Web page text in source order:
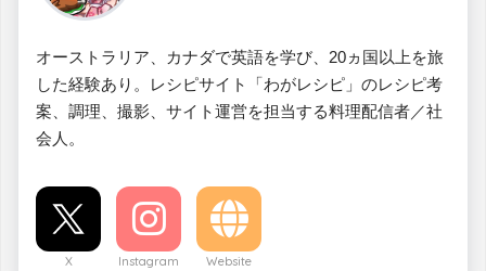
オーストラリア、カナダで英語を学び、20ヵ国以上を旅
した経験あり。レシピサイト「わがレシピ」のレシピ考
案、調理、撮影、サイト運営を担当する料理配信者／社
会人。
X Instagram Website